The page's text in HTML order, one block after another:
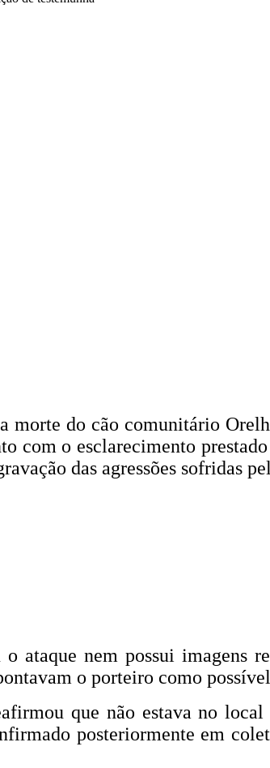
morte do cão comunitário
com o esclarecimento
das agressões sofridas
ataque nem possui imagens
o porteiro como
que não estava no local
posteriormente em